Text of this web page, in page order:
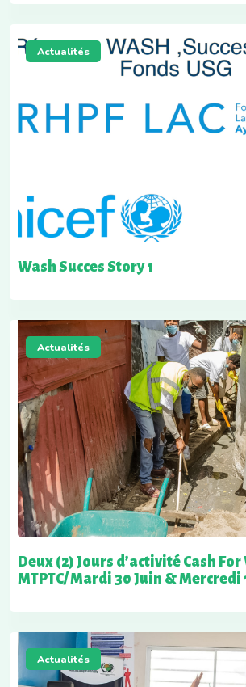
Actualités
Wash Succes Story 1
Actualités
Deux (2) Jours d’activité Cash
MTPTC/ Mardi 30 Juin & Mercredi
Actualités